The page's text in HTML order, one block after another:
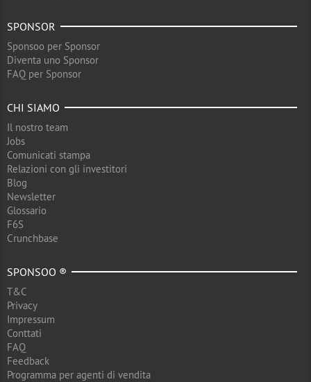
SPONSOR
Sponsoo per Sponsor
Diventa uno Sponsor
FAQ per Sponsor
CHI SIAMO
Il nostro team
Jobs
Comunicati stampa
Relazioni con gli investitori
Blog
Newsletter
Glossario
F6S
Crunchbase
SPONSOO ®
T&C
Privacy
Impressum
Conttati
FAQ
Feedback
Programma per agenti di vendita